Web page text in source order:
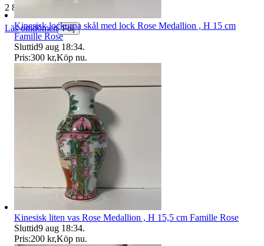
2 856 omdömen
Läs omdömen Följ
Kinesisk lockurna skål med lock Rose Medallion , H 15 cm
Famille Rose
Sluttid9 aug 18:34.
Pris:300 kr,Köp nu.
Kinesisk liten vas Rose Medallion , H 15,5 cm Famille Rose
Sluttid9 aug 18:34.
Pris:200 kr,Köp nu.